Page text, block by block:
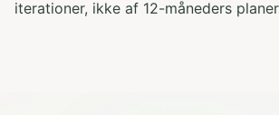
iterationer, ikke af 12-måneders